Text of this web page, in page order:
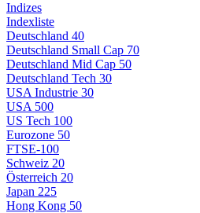
Indizes
Indexliste
Deutschland 40
Deutschland Small Cap 70
Deutschland Mid Cap 50
Deutschland Tech 30
USA Industrie 30
USA 500
US Tech 100
Eurozone 50
FTSE-100
Schweiz 20
Österreich 20
Japan 225
Hong Kong 50